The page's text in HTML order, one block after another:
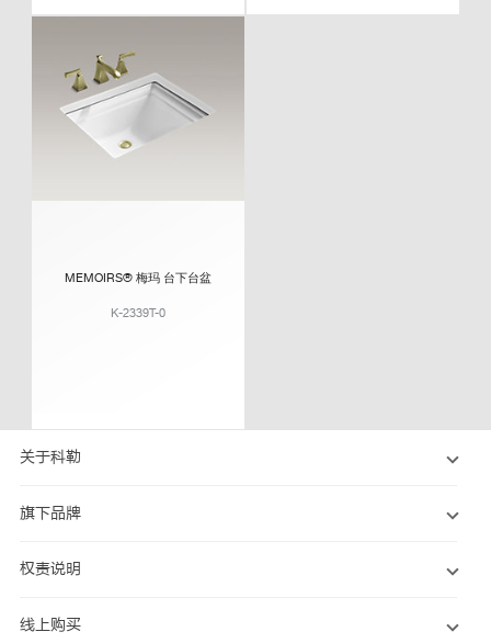
MEMOIRS® 梅玛 台下台盆
K-2339T-0
关于科勒
旗下品牌
权责说明
线上购买